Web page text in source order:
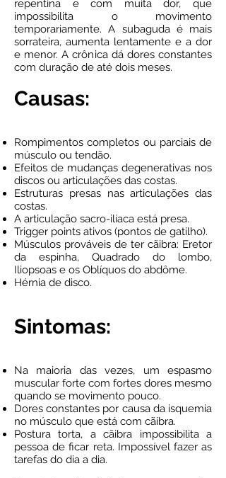
repentina e com muita dor, que
impossibilita o movimento
temporariamente. A subaguda é mais
sorrateira, aumenta lentamente e a dor
e menor. A crônica dá dores constantes
com duração de até dois meses.
Causas:
Rompimentos completos ou parciais de
músculo ou tendão.
Efeitos de mudanças degenerativas nos
discos ou articulações das costas.
Estruturas presas nas articulações das
costas.
A articulação sacro-ilíaca está presa.
Trigger points ativos (pontos de gatilho).
Músculos prováveis de ter cãibra: Eretor
da espinha, Quadrado do lombo,
Iliopsoas e os Oblíquos do abdôme.
Hérnia de disco.
Sintomas:
Na maioria das vezes, um espasmo
muscular forte com fortes dores mesmo
quando se movimento pouco.
Dores constantes por causa da isquemia
no músculo que está com cãibra.
Postura torta, a cãibra impossibilita a
pessoa de ficar reta. Impossível fazer as
tarefas do dia a dia.